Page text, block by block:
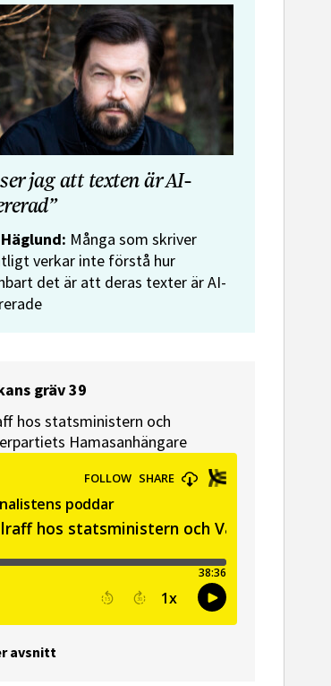
ser jag att texten är AI-
Många som skriver
verkar inte förstå hur
det är att deras texter är AI-
gräv 39
hos statsministern och
Hamasanhängare
avsnitt